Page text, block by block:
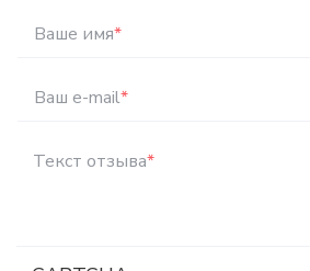
Ваше имя*
Ваш e-mail*
Текст отзыва*